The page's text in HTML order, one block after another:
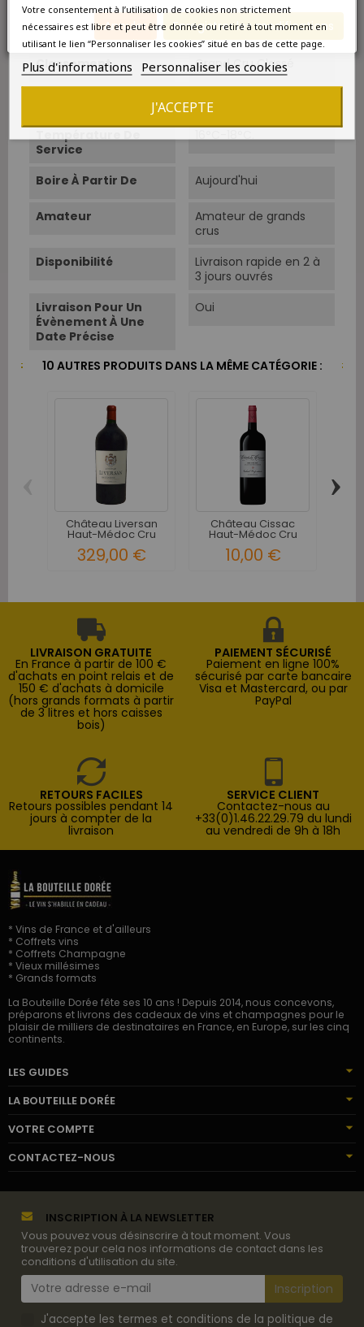
Annuler Enregistrer les modifications
Type Rouge
Classement Grand Cru Classé
Cabernet-Sauvignon
Température De
Service
16°C-18°C.
Boire À Partir De Aujourd'hui
Amateur
Amateur de grands
crus
Disponibilité
Livraison rapide en 2 à
3 jours ouvrés
Livraison Pour Un
Évènement À Une
Date Précise
Oui
10 AUTRES PRODUITS DANS LA MÊME CATÉGORIE :
Château Liversan
Haut-Médoc Cru
Bourgeois...
329,00 €
Château Cissac
Haut-Médoc Cru
Bourgeois...
10,00 €
›
LIVRAISON GRATUITE
En France à partir de 100 €
d'achats en point relais et de
150 € d'achats à domicile
(hors grands formats à partir
de 3 litres et hors caisses
bois)
PAIEMENT SÉCURISÉ
Paiement en ligne 100%
sécurisé par carte bancaire
Visa et Mastercard, ou par
PayPal
RETOURS FACILES
Retours possibles pendant 14
jours à compter de la
livraison
SERVICE CLIENT
Contactez-nous au
+33(0)1.46.22.29.79 du lundi
au vendredi de 9h à 18h
* Vins de France et d'ailleurs
* Coffrets vins
* Coffrets Champagne
* Vieux millésimes
* Grands formats
La Bouteille Dorée fête ses 10 ans ! Depuis 2014, nous concevons,
préparons et livrons des cadeaux de vins et champagnes pour le
plaisir de milliers de destinataires en France, en Europe, sur les cinq
continents.
LES GUIDES
LA BOUTEILLE DORÉE
VOTRE COMPTE
CONTACTEZ-NOUS
Votre consentement à l’utilisation de cookies non strictement
nécessaires est libre et peut être donnée ou retiré à tout moment en
utilisant le lien “Personnaliser les cookies” situé en bas de cette page.
Plus d'informations Personnaliser les cookies
J'ACCEPTE
INSCRIPTION À LA NEWSLETTER
Vous pouvez vous désinscrire à tout moment. Vous
trouverez pour cela nos informations de contact dans les
conditions d'utilisation du site.
J'accepte les termes et conditions de la politique de